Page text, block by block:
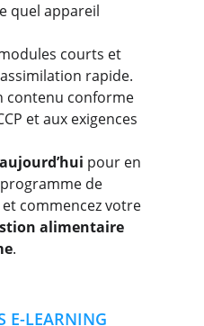
quel appareil
courts et
rapide.
contenu conforme
et aux exigences
pour en
de
commencez votre
alimentaire
.
E-LEARNING